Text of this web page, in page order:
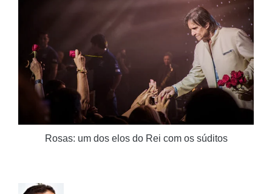
Rosas: um dos elos do Rei com os súditos